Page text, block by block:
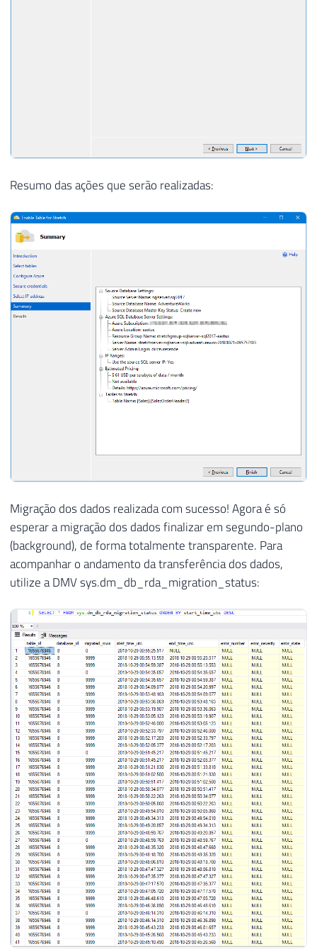
Resumo das ações que serão realizadas:
Migração dos dados realizada com sucesso! Agora é só
esperar a migração dos dados finalizar em segundo-plano
(background), de forma totalmente transparente. Para
acompanhar o andamento da transferência dos dados,
utilize a DMV sys.dm_db_rda_migration_status: